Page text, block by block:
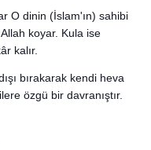
O dinin (İslam'ın) sahibi
koyar. Kula ise
kalır.
bırakarak kendi heva
özgü bir davranıştır.